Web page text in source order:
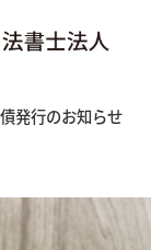
発行のお知らせ